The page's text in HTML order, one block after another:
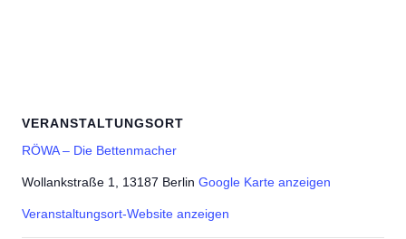
VERANSTALTUNGSORT
RÖWA – Die Bettenmacher
Wollankstraße 1, 13187 Berlin Google Karte anzeigen
Veranstaltungsort-Website anzeigen